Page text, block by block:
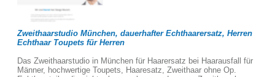
Zweithaarstudio München, dauerhafter Echthaarersatz, Herren
Echthaar Toupets für Herren
Das Zweithaarstudio in München für Haarersatz bei Haarausfall für
Männer, hochwertige Toupets, Haaresatz, Zweithaar ohne Op.